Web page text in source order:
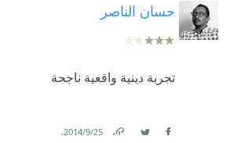
حسان الناصر
تجربة دينية واقعية ناجحة
25‏/9‏/2014
.